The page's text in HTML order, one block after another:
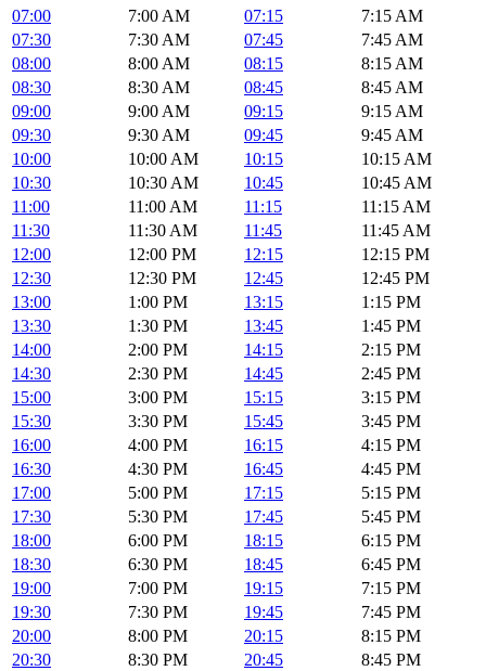
07:00
7:00 AM 07:15
7:15 AM
07:30
7:30 AM 07:45
7:45 AM
08:00
8:00 AM 08:15
8:15 AM
08:30
8:30 AM 08:45
8:45 AM
09:00
9:00 AM 09:15
9:15 AM
09:30
9:30 AM 09:45
9:45 AM
10:00
10:00 AM 10:15
10:15 AM
10:30
10:30 AM 10:45
10:45 AM
11:00
11:00 AM 11:15
11:15 AM
11:30
11:30 AM 11:45
11:45 AM
12:00
12:00 PM 12:15
12:15 PM
12:30
12:30 PM 12:45
12:45 PM
13:00
1:00 PM 13:15
1:15 PM
13:30
1:30 PM 13:45
1:45 PM
14:00
2:00 PM 14:15
2:15 PM
14:30
2:30 PM 14:45
2:45 PM
15:00
3:00 PM 15:15
3:15 PM
15:30
3:30 PM 15:45
3:45 PM
16:00
4:00 PM 16:15
4:15 PM
16:30
4:30 PM 16:45
4:45 PM
17:00
5:00 PM 17:15
5:15 PM
17:30
5:30 PM 17:45
5:45 PM
18:00
6:00 PM 18:15
6:15 PM
18:30
6:30 PM 18:45
6:45 PM
19:00
7:00 PM 19:15
7:15 PM
19:30
7:30 PM 19:45
7:45 PM
20:00
8:00 PM 20:15
8:15 PM
20:30
8:30 PM 20:45
8:45 PM